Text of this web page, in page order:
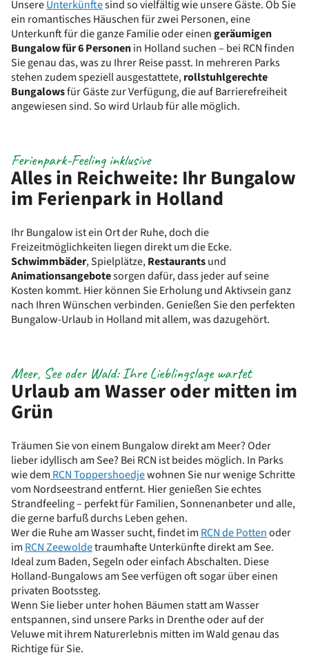
UnsereUnterkünftesind so vielfältig wie unsere Gäste. Ob Sie
ein romantisches Häuschen für zwei Personen, eine
Unterkunft für die ganze Familie oder einengeräumigen
Bungalow für 6 Personenin Holland suchen – bei RCN finden
Sie genau das, was zu Ihrer Reise passt. In mehreren Parks
stehen zudem speziell ausgestattete,rollstuhlgerechte
Bungalowsfür Gäste zur Verfügung, die auf Barrierefreiheit
angewiesen sind. So wird Urlaub für alle möglich.
Alles in Reichweite: Ihr Bungalow
im Ferienpark in Holland
Ferienpark-Feeling inklusive
Ihr Bungalow ist ein Ort der Ruhe, doch die
Freizeitmöglichkeiten liegen direkt um die Ecke.
Schwimmbäder, Spielplätze,Restaurantsund
Animationsangebotesorgen dafür, dass jeder auf seine
Kosten kommt. Hier können Sie Erholung und Aktivsein ganz
nach Ihren Wünschen verbinden. Genießen Sie den perfekten
Bungalow-Urlaub in Holland mit allem, was dazugehört.
Urlaub am Wasser oder mitten im
Grün
Meer, See oder Wald: Ihre Lieblingslage wartet
Träumen Sie von einem Bungalow direkt am Meer? Oder
lieber idyllisch am See? Bei RCN ist beides möglich. In Parks
wie dem RCN Toppershoedjewohnen Sie nur wenige Schritte
vom Nordseestrand entfernt. Hier genießen Sie echtes
Strandfeeling – perfekt für Familien, Sonnenanbeter und alle,
die gerne barfuß durchs Leben gehen.
Wer die Ruhe am Wasser sucht, findet im RCN de Pottenoder
im RCN Zeewoldetraumhafte Unterkünfte direkt am See.
Ideal zum Baden, Segeln oder einfach Abschalten. Diese
Holland-Bungalows am See verfügen oft sogar über einen
privaten Bootssteg.
Wenn Sie lieber unter hohen Bäumen statt am Wasser
entspannen, sind unsere Parks in Drenthe oder auf der
Veluwe mit ihrem Naturerlebnis mitten im Wald genau das
Richtige für Sie.